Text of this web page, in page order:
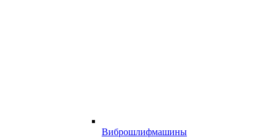
Виброшлифмашины